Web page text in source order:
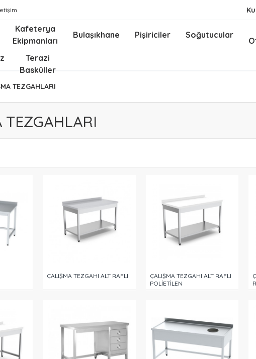
Kafeterya
Ekipmanları
Bulaşıkhane Pişiriciler Soğutucular
Terazi
Basküller
TEZGAHLARI
TEZGAHLARI
ÇALIŞMA TEZGAHI ALT RAFLI
ÇALIŞMA TEZGAHI ALT RAFLI
POLİETİLEN